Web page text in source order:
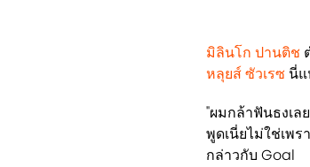
มิลินโก ปานติช
หลุยส์ ซัวเรซ นี่
"ผมกล้าฟันธงเล
พูดเนี่ยไม่ใช่เพ
กล่าวกับ Goal